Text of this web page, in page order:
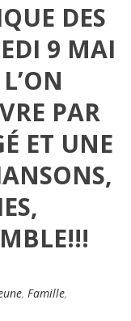
DES
9 MAI
PAR
ET UNE
, Famille,